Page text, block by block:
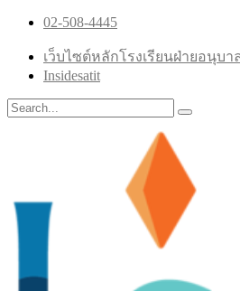
02-508-4445
เว็บไซต์หลักโรงเรียนฝ่ายอนุบา
Insidesatit